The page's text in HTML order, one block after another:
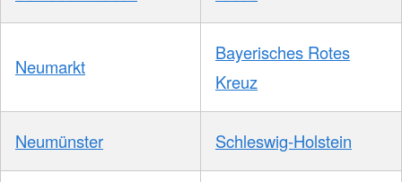
Neumarkt
Bayerisches Rotes
Kreuz
Neumünster Schleswig-Holstein